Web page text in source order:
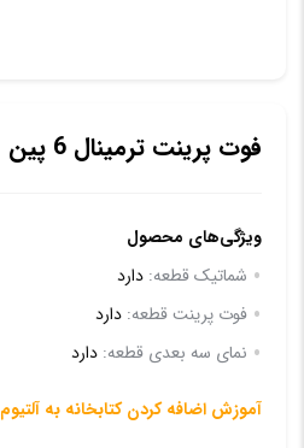
فوت پرینت ترمینال 6 پین
ویژگی‌های محصول
شماتیک قطعه: دارد
فوت پرینت قطعه: دارد
نمای سه بعدی قطعه: دارد
آموزش اضافه کردن کتابخانه به آلتیوم